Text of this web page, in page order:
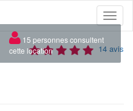
Toggle
14 avis
×
15 personnes consultent
cette location